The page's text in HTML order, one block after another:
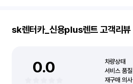
sk렌터카_신용plus렌트고객리뷰
0.0 차량상태
서비스 품질
재구매 의사